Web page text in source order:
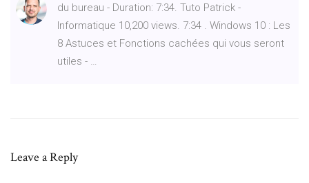
du bureau - Duration: 7:34. Tuto Patrick -
Informatique 10,200 views. 7:34 . Windows 10 : Les
8 Astuces et Fonctions cachées qui vous seront
utiles - …
Leave a Reply